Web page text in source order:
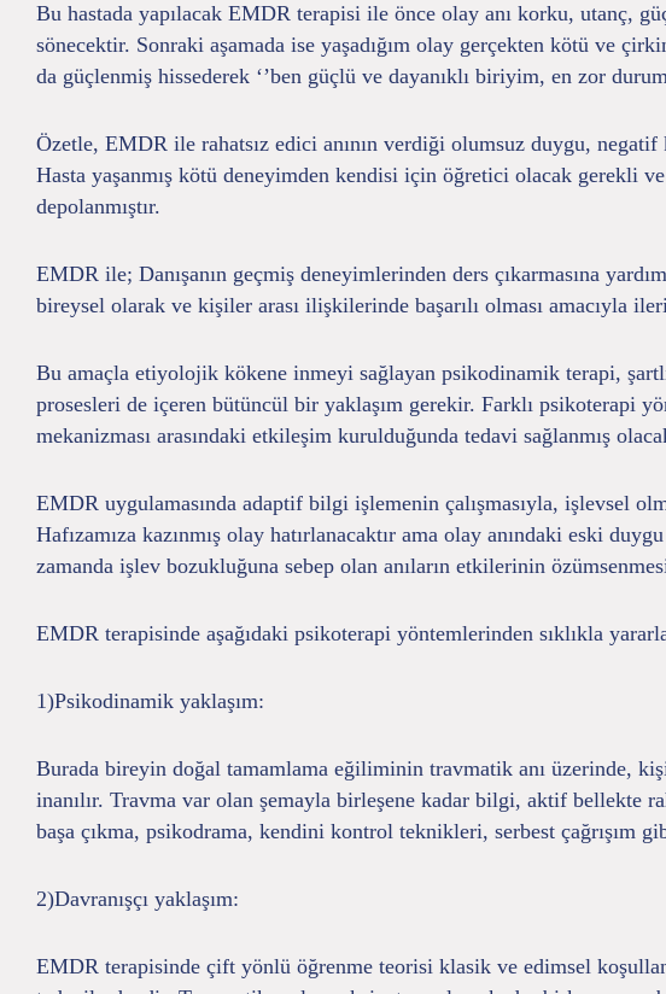
Bu hastada yapılacak EMDR terapisi ile önce olay anı korku, utanç,
sönecektir. Sonraki aşamada ise yaşadığım olay gerçekten kötü ve
da güçlenmiş hissederek ‘’ben güçlü ve dayanıklı biriyim, en zor
Özetle, EMDR ile rahatsız edici anının verdiği olumsuz duygu,
Hasta yaşanmış kötü deneyimden kendisi için öğretici olacak gerekli
depolanmıştır.
EMDR ile; Danışanın geçmiş deneyimlerinden ders çıkarmasına
bireysel olarak ve kişiler arası ilişkilerinde başarılı olması amacıyla
Bu amaçla etiyolojik kökene inmeyi sağlayan psikodinamik terapi,
prosesleri de içeren bütüncül bir yaklaşım gerekir. Farklı psikoterapi
mekanizması arasındaki etkileşim kurulduğunda tedavi sağlanmış
EMDR uygulamasında adaptif bilgi işlemenin çalışmasıyla, işlevsel
Hafızamıza kazınmış olay hatırlanacaktır ama olay anındaki eski
zamanda işlev bozukluğuna sebep olan anıların etkilerinin
EMDR terapisinde aşağıdaki psikoterapi yöntemlerinden sıklıkla
1)Psikodinamik yaklaşım:
Burada bireyin doğal tamamlama eğiliminin travmatik anı üzerinde,
inanılır. Travma var olan şemayla birleşene kadar bilgi, aktif bellekte
başa çıkma, psikodrama, kendini kontrol teknikleri, serbest çağrışım
2)Davranışçı yaklaşım:
EMDR terapisinde çift yönlü öğrenme teorisi klasik ve edimsel